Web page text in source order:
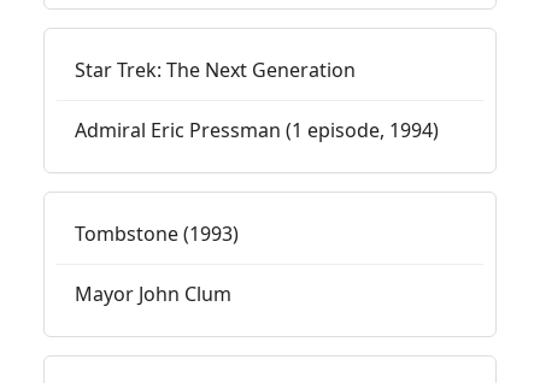
Star Trek: The Next Generation
Admiral Eric Pressman (1 episode, 1994)
Tombstone (1993)
Mayor John Clum